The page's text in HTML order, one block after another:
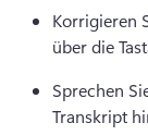
Korrigieren
über die
Sprechen
Transkript